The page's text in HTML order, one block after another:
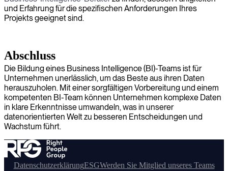
und Erfahrung für die spezifischen Anforderungen Ihres
Projekts geeignet sind.
Abschluss
Die Bildung eines Business Intelligence (BI)-Teams ist für
Unternehmen unerlässlich, um das Beste aus ihren Daten
herauszuholen. Mit einer sorgfältigen Vorbereitung und einem
kompetenten BI-Team können Unternehmen komplexe Daten
in klare Erkenntnisse umwandeln, was in unserer
datenorientierten Welt zu besseren Entscheidungen und
Wachstum führt.
DatenschutzerklärungESGWerden Sie Mitglied unseres Teams